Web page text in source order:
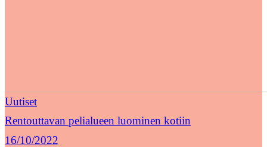
Uutiset
Rentouttavan pelialueen luominen kotiin
16/10/2022